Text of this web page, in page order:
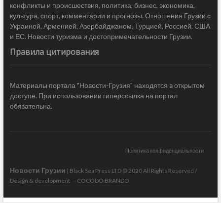
конфликты и происшествия, политика, бизнес, экономика,
культура, спорт, комментарии и прогнозы. Отношения Грузии с
Украиной, Арменией, Азербайджаном, Турцией, Россией, США
и ЕС. Новости туризма и достопримечательности Грузии.
Правила цитирования
Материалы портала "Новости-Грузия" находятся в открытом
доступе. При использовании гиперссылка на портал
обязательна.
Политика конфиденциальности
Новости Грузии | Black Sea Press LTD © 2020 All Rights Reserved /
Design & development — COCODO BRANDO